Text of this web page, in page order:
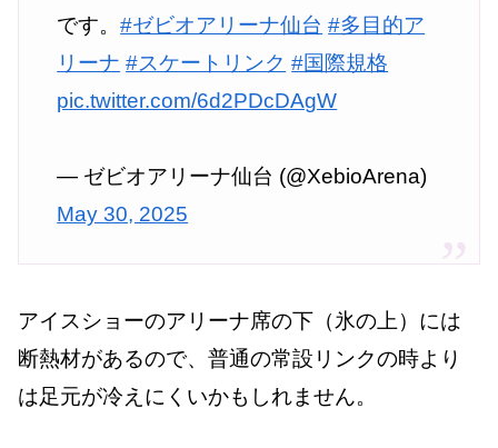
です。#ゼビオアリーナ仙台 #多目的ア
リーナ #スケートリンク #国際規格
pic.twitter.com/6d2PDcDAgW
— ゼビオアリーナ仙台 (@XebioArena)
May 30, 2025
アイスショーのアリーナ席の下（氷の上）には
断熱材があるので、普通の常設リンクの時より
は足元が冷えにくいかもしれません。